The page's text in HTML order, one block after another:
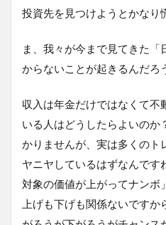
投資先を見つけようとかなり
ま、我々が今まで見てきた「
からないことが起きるんだろ
収入は年金だけではなくて不
いる人はどうしたらよいのか
かりませんが、実は多くのト
ヤニヤしているはずなんです
対象の価値が上がってナンボ
上げも下げも関係ないです